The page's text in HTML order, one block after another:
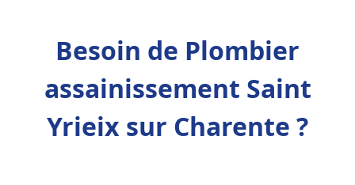
Besoin de Plombier
assainissement Saint
Yrieix sur Charente ?